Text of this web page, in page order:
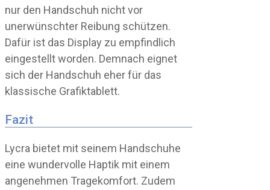
nur den Handschuh nicht vor
unerwünschter Reibung schützen.
Dafür ist das Display zu empfindlich
eingestellt worden. Demnach eignet
sich der Handschuh eher für das
klassische Grafiktablett.
Fazit
Lycra bietet mit seinem Handschuhe
eine wundervolle Haptik mit einem
angenehmen Tragekomfort. Zudem